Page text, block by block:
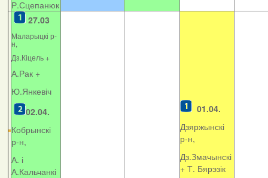
Р.Сцепанюк
27.03
Маларыцкі р-
н,
Дз.Кіцель +
А.Рак +
Ю.Янкевіч
02.04.
Кобрынскі
р-н,
А. і
А.Кальчанкі
01.04.
Дзяржынскі
р-н,
Дз.Змачынскі
+ Т. Бярэзік